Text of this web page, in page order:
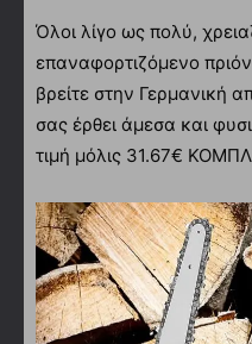
Όλοι λίγο ως πολύ,
επαναφορτιζόμενο
βρείτε στην Γερμανική
σας έρθει άμεσα και
τιμή μόλις 31.67€